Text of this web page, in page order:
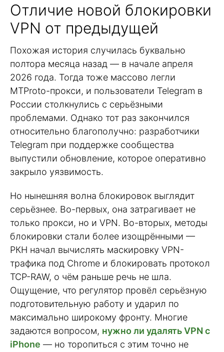
Отличие новой блокировки
VPN от предыдущей
Похожая история случилась буквально
полтора месяца назад — в начале апреля
2026 года. Тогда тоже массово легли
MTProto-прокси, и пользователи Telegram в
России столкнулись с серьёзными
проблемами. Однако тот раз закончился
относительно благополучно: разработчики
Telegram при поддержке сообщества
выпустили обновление, которое оперативно
закрыло уязвимость.
Но нынешняя волна блокировок выглядит
серьёзнее. Во-первых, она затрагивает не
только прокси, но и VPN. Во-вторых, методы
блокировки стали более изощрёнными —
РКН начал вычислять маскировку VPN-
трафика под Chrome и блокировать протокол
TCP-RAW, о чём раньше речь не шла.
Ощущение, что регулятор провёл серьёзную
подготовительную работу и ударил по
максимально широкому фронту. Многие
задаются вопросом, нужно ли удалять VPN с
iPhone — но торопиться с этим точно не